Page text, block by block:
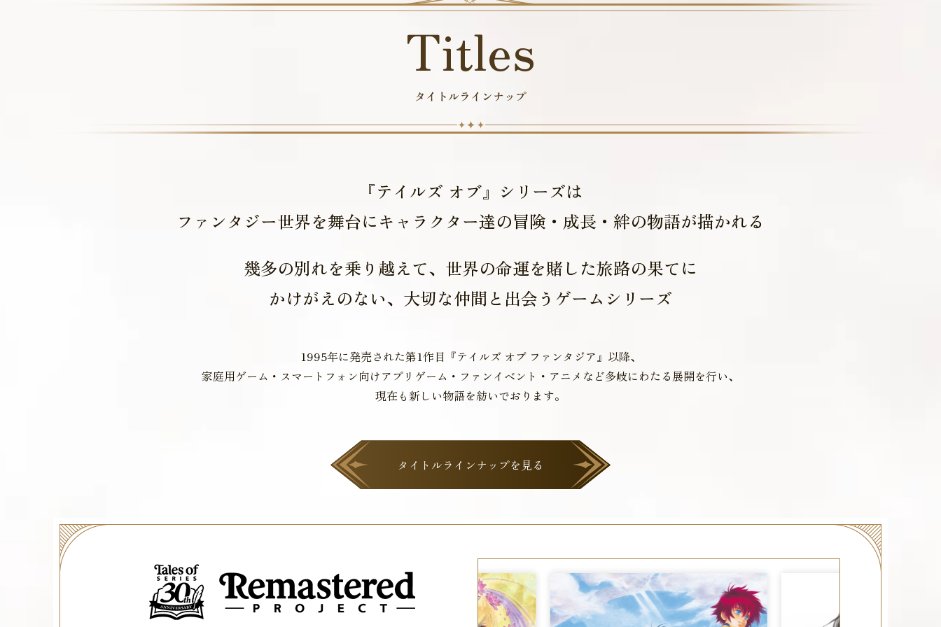
Titles
タイトルラインナップ
『テイルズ オブ』シリーズは
ファンタジー世界を舞台にキャラクター達の冒険・成長・絆の物語が描かれる
幾多の別れを乗り越えて、 世界の命運を賭した旅路の果てに
かけがえのない、大切な仲間と出会う ゲームシリーズ
1995年に発売された第1作目 『テイルズ オブ ファンタジア』以降、
家庭用ゲーム・スマートフォン向けアプリゲーム・ファンイベント・ アニメなど多岐にわたる展開を行い、
現在も新しい物語を紡いでおります。
タイトルラインナップを見る